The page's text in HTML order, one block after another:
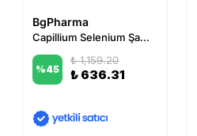
BgPharma
Capillium Selenium Şampuan
%45
₺ 1,159.20
₺ 636.31